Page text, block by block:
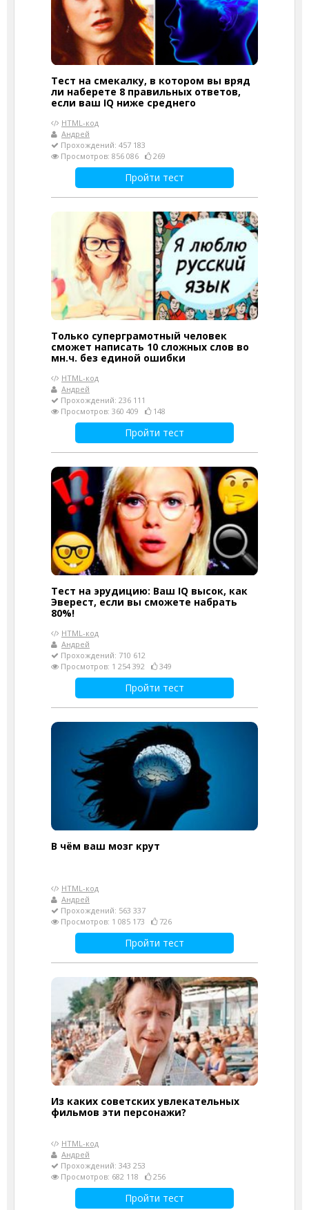
Тест на смекалку, в котором вы вряд
ли наберете 8 правильных ответов,
если ваш IQ ниже среднего
HTML-код
Андрей
Прохождений: 457 183
Просмотров: 856 086
269
Пройти тест
Только суперграмотный человек
сможет написать 10 сложных слов во
мн.ч. без единой ошибки
HTML-код
Андрей
Прохождений: 236 111
Просмотров: 360 409
148
Пройти тест
Тест на эрудицию: Ваш IQ высок, как
Эверест, если вы сможете набрать
80%!
HTML-код
Андрей
Прохождений: 710 612
Просмотров: 1 254 392
349
Пройти тест
В чём ваш мозг крут
HTML-код
Андрей
Прохождений: 563 337
Просмотров: 1 085 173
726
Пройти тест
Из каких советских увлекательных
фильмов эти персонажи?
HTML-код
Андрей
Прохождений: 343 253
Просмотров: 682 118
256
Пройти тест